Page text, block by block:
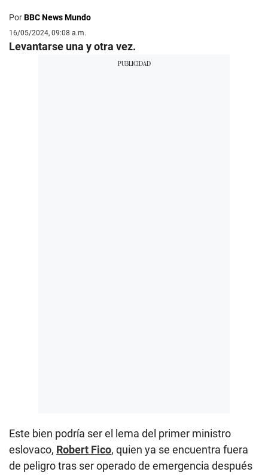
PorBBC News Mundo
16/05/2024, 09:08 a.m.
Levantarse una y otra vez.
Este bien podría ser el lema del primer ministro
eslovaco, Robert Fico, quien ya se encuentra fuera
de peligro tras ser operado de emergencia después